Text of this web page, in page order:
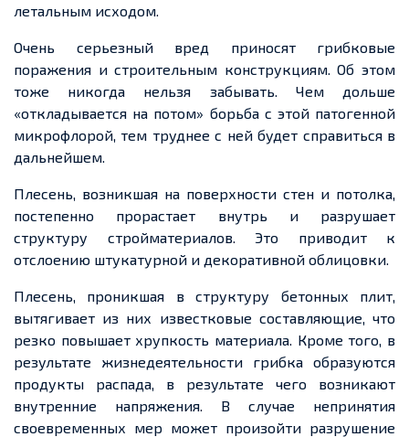
летальным исходом.
Очень серьезный вред приносят грибковые
поражения и строительным конструкциям. Об этом
тоже никогда нельзя забывать. Чем дольше
«откладывается на потом» борьба с этой патогенной
микрофлорой, тем труднее с ней будет справиться в
дальнейшем.
Плесень, возникшая на поверхности стен и потолка,
постепенно прорастает внутрь и разрушает
структуру стройматериалов. Это приводит к
отслоению штукатурной и декоративной облицовки.
Плесень, проникшая в структуру бетонных плит,
вытягивает из них известковые составляющие, что
резко повышает хрупкость материала. Кроме того, в
результате жизнедеятельности грибка образуются
продукты распада, в результате чего возникают
внутренние напряжения. В случае непринятия
своевременных мер может произойти разрушение